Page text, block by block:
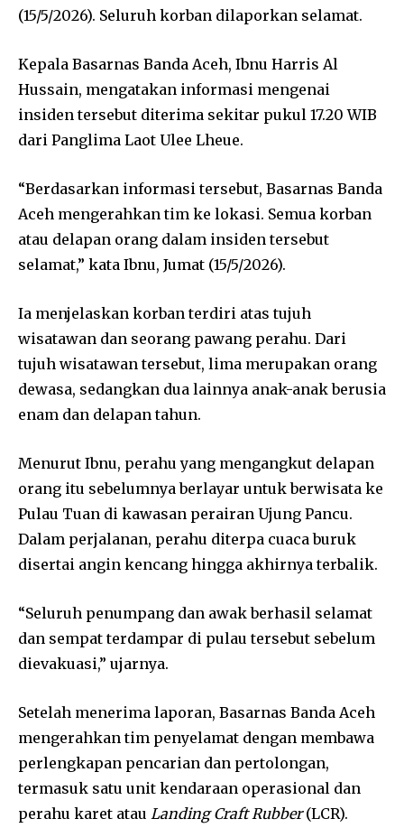
(15/5/2026). Seluruh korban dilaporkan selamat.
Kepala Basarnas Banda Aceh, Ibnu Harris Al
Hussain, mengatakan informasi mengenai
insiden tersebut diterima sekitar pukul 17.20 WIB
dari Panglima Laot Ulee Lheue.
“Berdasarkan informasi tersebut, Basarnas Banda
Aceh mengerahkan tim ke lokasi. Semua korban
atau delapan orang dalam insiden tersebut
selamat,” kata Ibnu, Jumat (15/5/2026).
Ia menjelaskan korban terdiri atas tujuh
wisatawan dan seorang pawang perahu. Dari
tujuh wisatawan tersebut, lima merupakan orang
dewasa, sedangkan dua lainnya anak-anak berusia
enam dan delapan tahun.
Menurut Ibnu, perahu yang mengangkut delapan
orang itu sebelumnya berlayar untuk berwisata ke
Pulau Tuan di kawasan perairan Ujung Pancu.
Dalam perjalanan, perahu diterpa cuaca buruk
disertai angin kencang hingga akhirnya terbalik.
“Seluruh penumpang dan awak berhasil selamat
dan sempat terdampar di pulau tersebut sebelum
dievakuasi,” ujarnya.
Setelah menerima laporan, Basarnas Banda Aceh
mengerahkan tim penyelamat dengan membawa
perlengkapan pencarian dan pertolongan,
termasuk satu unit kendaraan operasional dan
perahu karet atau Landing Craft Rubber(LCR).